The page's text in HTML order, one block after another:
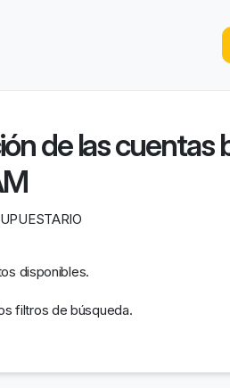
de las
disponibles.
filtros de búsqueda.